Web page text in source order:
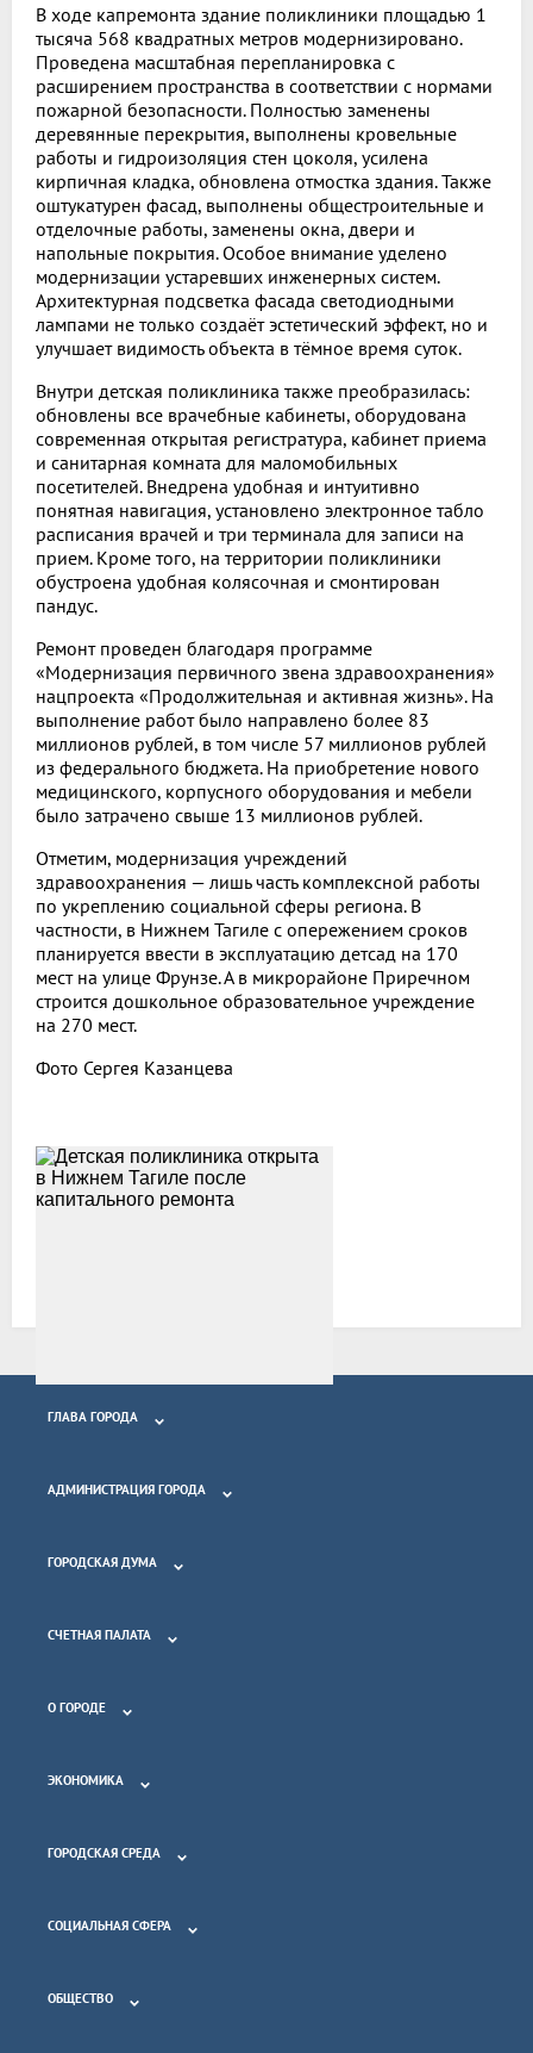
В ходе капремонта здание поликлиники площадью 1
тысяча 568 квадратных метров модернизировано.
Проведена масштабная перепланировка с
расширением пространства в соответствии с нормами
пожарной безопасности. Полностью заменены
деревянные перекрытия, выполнены кровельные
работы и гидроизоляция стен цоколя, усилена
кирпичная кладка, обновлена отмостка здания. Также
оштукатурен фасад, выполнены общестроительные и
отделочные работы, заменены окна, двери и
напольные покрытия. Особое внимание уделено
модернизации устаревших инженерных систем.
Архитектурная подсветка фасада светодиодными
лампами не только создаёт эстетический эффект, но и
улучшает видимость объекта в тёмное время суток.
Внутри детская поликлиника также преобразилась:
обновлены все врачебные кабинеты, оборудована
современная открытая регистратура, кабинет приема
и санитарная комната для маломобильных
посетителей. Внедрена удобная и интуитивно
понятная навигация, установлено электронное табло
расписания врачей и три терминала для записи на
прием. Кроме того, на территории поликлиники
обустроена удобная колясочная и смонтирован
пандус.
Ремонт проведен благодаря программе
«Модернизация первичного звена здравоохранения»
нацпроекта «Продолжительная и активная жизнь». На
выполнение работ было направлено более 83
миллионов рублей, в том числе 57 миллионов рублей
из федерального бюджета. На приобретение нового
медицинского, корпусного оборудования и мебели
было затрачено свыше 13 миллионов рублей.
Отметим, модернизация учреждений
здравоохранения — лишь часть комплексной работы
по укреплению социальной сферы региона. В
частности, в Нижнем Тагиле с опережением сроков
планируется ввести в эксплуатацию детсад на 170
мест на улице Фрунзе. А в микрорайоне Приречном
строится дошкольное образовательное учреждение
на 270 мест.
Фото Сергея Казанцева
ГЛАВА ГОРОДА
АДМИНИСТРАЦИЯ ГОРОДА
ГОРОДСКАЯ ДУМА
СЧЕТНАЯ ПАЛАТА
О ГОРОДЕ
ЭКОНОМИКА
ГОРОДСКАЯ СРЕДА
СОЦИАЛЬНАЯ СФЕРА
ОБЩЕСТВО